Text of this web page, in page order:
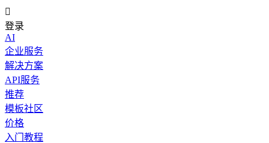

登录
AI
企业服务
解决方案
API服务
推荐
模板社区
价格
入门教程